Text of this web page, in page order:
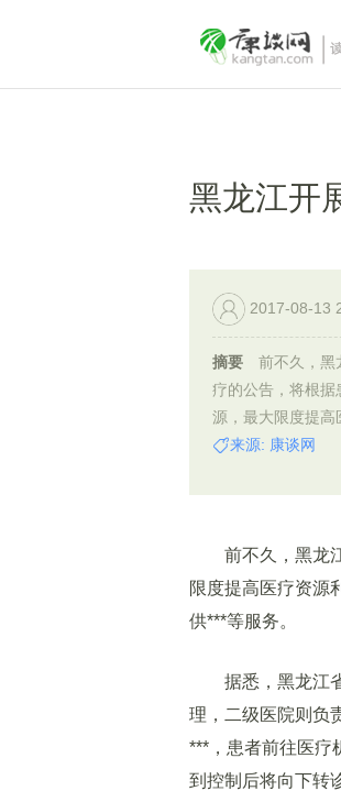
黑龙江开
2017-08-13
摘要
前不久，黑
疗的公告，将根据
源，最大限度提高
来源: 康谈网
前不久，黑龙江
限度提高医疗资源
供***等服务。
据悉，黑龙江省
理，二级医院则负
***，患者前往医疗
到控制后将向下转